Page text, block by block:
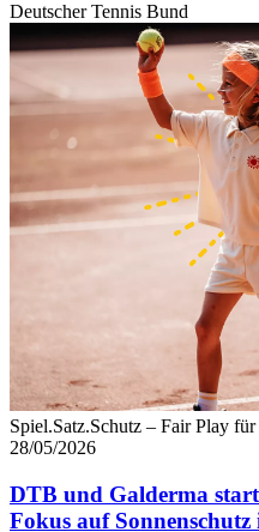
Deutscher Tennis Bund
Spiel.Satz.Schutz – Fair Play
28/05/2026
DTB und Galderma
Fokus auf